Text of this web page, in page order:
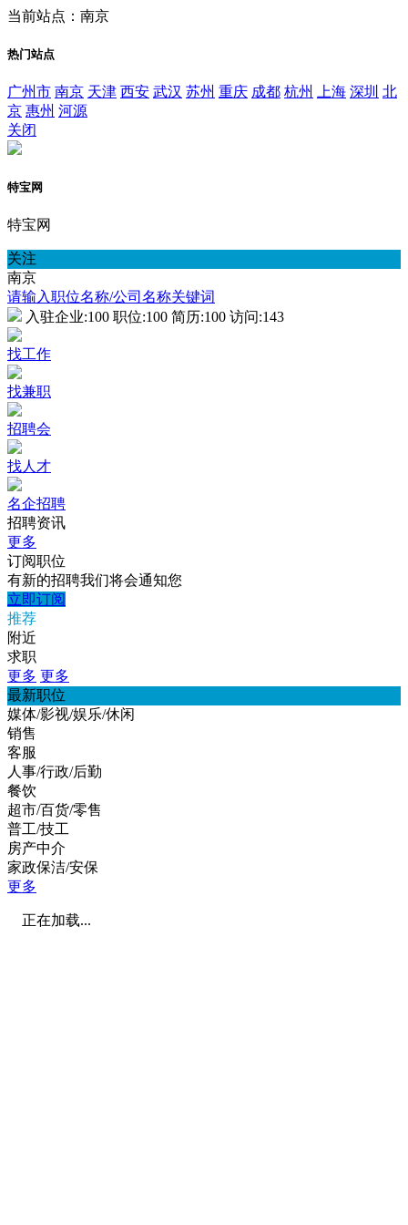
当前站点：南京
热门站点
广州市 南京 天津 西安 武汉 苏州 重庆 成都 杭州 上海 深圳 北
京 惠州 河源
关闭
特宝网
特宝网
关注
南京
请输入职位名称/公司名称关键词
入驻企业:100 职位:100 简历:100 访问:143
找工作
找兼职
招聘会
找人才
名企招聘
招聘资讯
更多
订阅职位
有新的招聘我们将会通知您
立即订阅
推荐
附近
求职
更多 更多
最新职位
媒体/影视/娱乐/休闲
销售
客服
人事/行政/后勤
餐饮
超市/百货/零售
普工/技工
房产中介
家政保洁/安保
更多
正在加载...